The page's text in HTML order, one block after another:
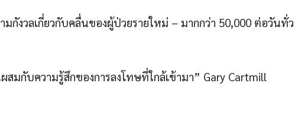
กังวลเกี่ยวกับคลื่นของผู้ป่วยรายใหม่ – มากกว่า 50,000 ต่อวันทั่ว
มกับความรู้สึกของการลงโทษที่ใกล้เข้ามา” Gary Cartmill